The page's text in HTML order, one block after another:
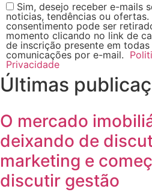
Sim, desejo receber e-mails
noticias, tendências ou ofertas.
consentimento pode ser
momento clicando no link de
de inscrição presente em todas
comunicações por e-mail.
Privacidade
Últimas
O mercado
deixando de
marketing e
discutir gestão